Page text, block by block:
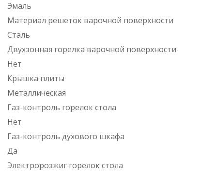
Эмаль
Материал решеток варочной поверхности
Сталь
Двухзонная горелка варочной поверхности
Нет
Крышка плиты
Металлическая
Газ-контроль горелок стола
Нет
Газ-контроль духового шкафа
Да
Электророзжиг горелок стола